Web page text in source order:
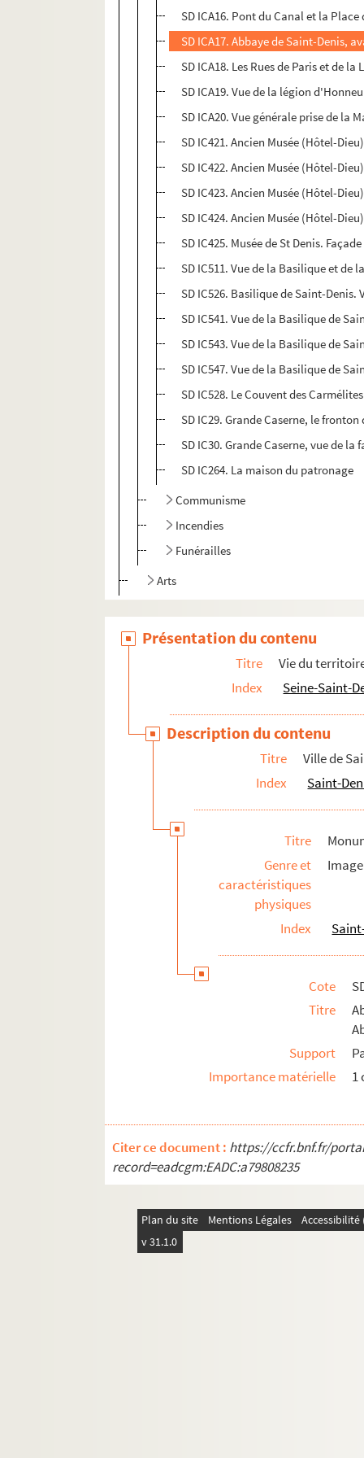
SD ICA16. Pont du Canal et la Place
SD ICA17. Abbaye de Saint-Denis,
SD ICA18. Les Rues de Paris et de
SD ICA19. Vue de la légion
SD ICA20. Vue générale prise de la
SD IC421. Ancien Musée (Hôtel-Dieu)
SD IC422. Ancien Musée (Hôtel-Dieu)
SD IC423. Ancien Musée (Hôtel-Dieu)
SD IC424. Ancien Musée (Hôtel-Dieu)
SD IC425. Musée de St Denis.
SD IC511. Vue de la Basilique et de
SD IC526. Basilique de Saint-Denis.
SD IC541. Vue de la Basilique de
SD IC543. Vue de la Basilique de
SD IC547. Vue de la Basilique de
SD IC528. Le Couvent des Carmélites
SD IC29. Grande Caserne, le
SD IC30. Grande Caserne, vue de la
SD IC264. La maison du patronage
Communisme
Incendies
Funérailles
Arts
Présentation du contenu
Titre
Vie du
Index
Seine-Saint-
Description du contenu
Titre
Ville de
Index
Saint-
Titre
Genre et
caractéristiques
physiques
Index
Cote
Titre
Support
Importance matérielle
1
Citer ce document : https://ccfr.bnf.fr/
record=eadcgm:EADC:a79808235
Plan du site Mentions Légales
v 31.1.0